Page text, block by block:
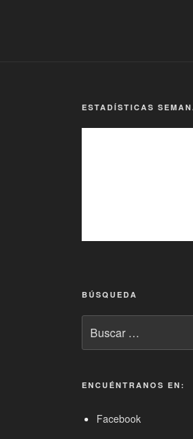
ESTADÍSTICAS
BÚSQUEDA
por:
ENCUÉNTRANOS EN:
Facebook